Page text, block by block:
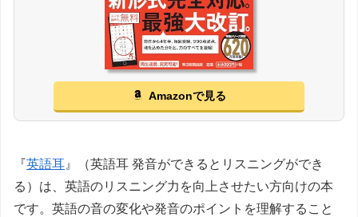
Amazonで見る
『英語耳』（英語耳 発音ができるとリスニングができ
る）は、英語のリスニング力を向上させたい方向けの本
です。英語の音の変化や発音のポイントを理解すること